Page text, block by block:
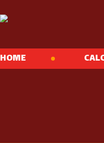
HOME